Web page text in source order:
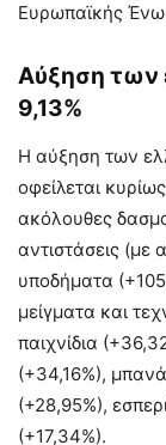
Ευρωπαϊκής
Αύξηση των
9,13%
Η αύξηση των
οφείλεται
ακόλουθες
αντιστάσεις (με
υποδήματα
μείγματα και
παιχνίδια
(+34,16%),
(+28,95%),
(+17,34%).